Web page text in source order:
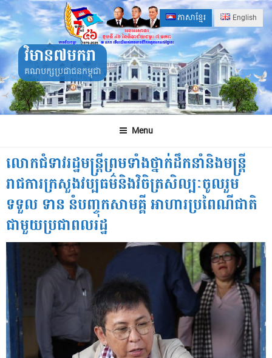
Skip
to
content
ភាសាខ្មែរ English
វិមាន៧មករា
គណបក្សប្រជាជនកម្ពុជា
Menu
លោកជំទាវរដ្ឋមន្រ្តីព្រមទាំងថ្នាក់ដឹកនាំនិងមន្រ្តី
រាជការក្រសួងវប្បធម៌និងវិចិត្រសិល្បៈចូលរួម
ទទួល ទាន នំបញ្ចុកសាមគ្គី អាហារប្រពៃណីជាតិ
ជាមួយប្រជាពលរដ្ឋ